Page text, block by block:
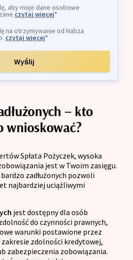
aby moje dane osobowe
czytaj więcej*
na otrzymywanie od Habza
czytaj więcej*
Wyślij
– kto
wnioskować?
Spłata Pożyczek, wysoka
jest w Twoim zasięgu.
zadłużonych pozwoli
najbardziej uciążliwymi
jest dostępny dla osób
do czynności prawnych,
warunki postawione przez
zakresie zdolności kredytowej,
zabezpieczenia zobowiązania.